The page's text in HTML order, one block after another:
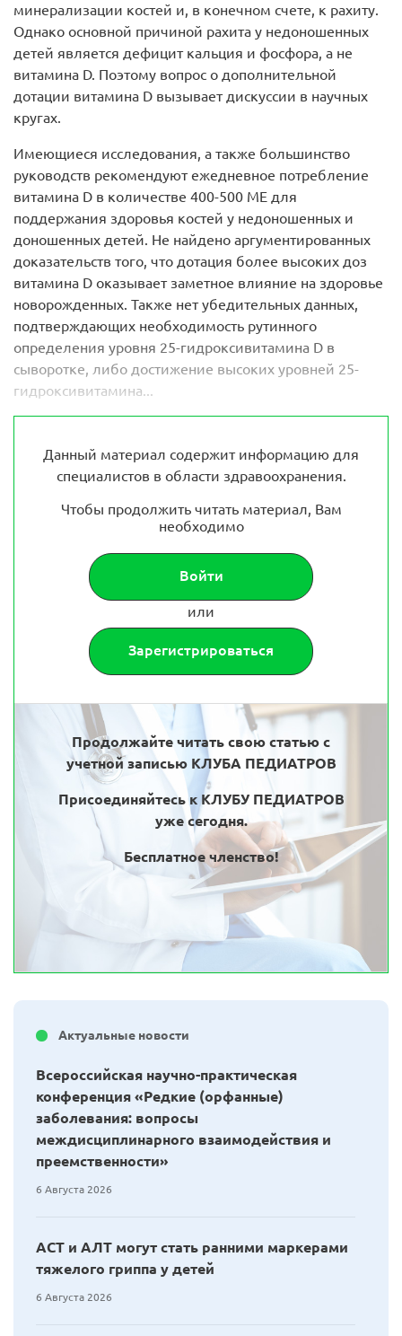
минерализации костей и, в конечном счете, к рахиту.
Однако основной причиной рахита у недоношенных
детей является дефицит кальция и фосфора, а не
витамина D. Поэтому вопрос о дополнительной
дотации витамина D вызывает дискуссии в научных
кругах.
Имеющиеся исследования, а также большинство
руководств рекомендуют ежедневное потребление
витамина D в количестве 400-500 МЕ для
поддержания здоровья костей у недоношенных и
доношенных детей. Не найдено аргументированных
доказательств того, что дотация более высоких доз
витамина D оказывает заметное влияние на здоровье
новорожденных. Также нет убедительных данных,
подтверждающих необходимость рутинного
определения уровня 25-гидроксивитамина D в
сыворотке, либо достижение высоких уровней 25-
гидроксивитамина...
Данный материал содержит информацию для
специалистов в области здравоохранения.
Чтобы продолжить читать материал, Вам
необходимо
Войти
или
Зарегистрироваться
Продолжайте читать свою статью с
учетной записью КЛУБА ПЕДИАТРОВ
Присоединяйтесь к КЛУБУ ПЕДИАТРОВ
уже сегодня.
Бесплатное членство!
Актуальные новости
Всероссийская научно-практическая
конференция «Редкие (орфанные)
заболевания: вопросы
междисциплинарного взаимодействия и
преемственности»
6 Августа 2026
АСТ и АЛТ могут стать ранними маркерами
тяжелого гриппа у детей
6 Августа 2026